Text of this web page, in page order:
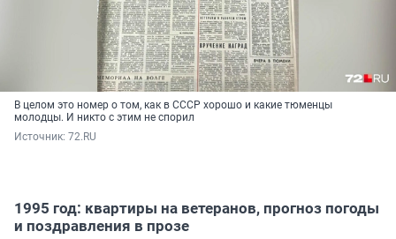
В целом это номер о том, как в СССР хорошо и какие тюменцы
молодцы. И никто с этим не спорил
Источник: 72.RU
1995 год: квартиры на ветеранов, прогноз погоды
и поздравления в прозе